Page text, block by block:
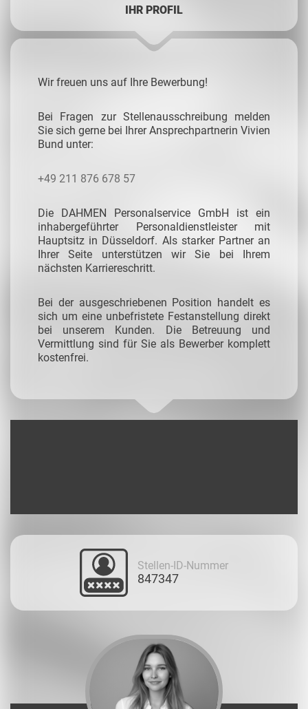
IHR PROFIL
Wir freuen uns auf Ihre Bewerbung!
Bei Fragen zur Stellenausschreibung melden
Sie sich gerne bei Ihrer Ansprechpartnerin Vivien
Bund unter:
+49 211 876 678 57
Die DAHMEN Personalservice GmbH ist ein
inhabergeführter Personaldienstleister mit
Hauptsitz in Düsseldorf. Als starker Partner an
Ihrer Seite unterstützen wir Sie bei Ihrem
nächsten Karriereschritt.
Bei der ausgeschriebenen Position handelt es
sich um eine unbefristete Festanstellung direkt
bei unserem Kunden. Die Betreuung und
Vermittlung sind für Sie als Bewerber komplett
kostenfrei.
Stellen-ID-Nummer
847347